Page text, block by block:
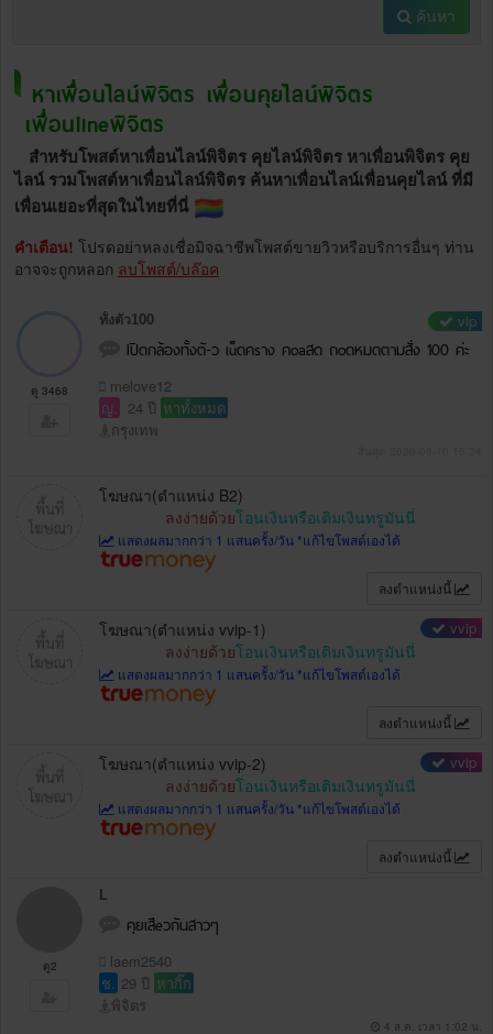
ค้นหา
หาเพื่อนไลน์พิจิตร เพื่อนคุยไลน์พิจิตร
เพื่อนlineพิจิตร
สำหรับโพสต์หาเพื่อนไลน์พิจิตร คุยไลน์พิจิตร หาเพื่อนพิจิตร คุย
ไลน์ รวมโพสต์หาเพื่อนไลน์พิจิตร ค้นหาเพื่อนไลน์เพื่อนคุยไลน์ ที่มี
เพื่อนเยอะที่สุดในไทยที่นี่
คำเตือน! โปรดอย่าหลงเชื่อมิจฉาชีพโพสต์ขายวิวหรือบริการอื่นๆ ท่าน
อาจจะถูกหลอก ลบโพสต์/บล๊อค
ดู 3468
ทั้งตัว100 vip
Iปิดกล้องทั้งตั-ว เu็ดคsาง คoaสด ถoดหมดตามสั่ง 100 ค่ะ
melove12
ญ.
24 ปี หาทั้งหมด
กรุงเทพ
โฆษณา(ตำแหน่ง B2)
ลงง่ายด้วยโอนเงินหรือเติมเงินทรูมันนี่
แสดงผลมากกว่า 1 แสนครั้ง/วัน *แก้ไขโพสต์เองได้
ลงตำแหน่งนี้
โฆษณา(ตำแหน่ง vvip-1) vvip
ลงง่ายด้วยโอนเงินหรือเติมเงินทรูมันนี่
แสดงผลมากกว่า 1 แสนครั้ง/วัน *แก้ไขโพสต์เองได้
ลงตำแหน่งนี้
โฆษณา(ตำแหน่ง vvip-2) vvip
ลงง่ายด้วยโอนเงินหรือเติมเงินทรูมันนี่
แสดงผลมากกว่า 1 แสนครั้ง/วัน *แก้ไขโพสต์เองได้
ลงตำแหน่งนี้
ดู2
คุยเสีeวกันสาวๆ
laem2540
ช. 29 ปี หากิ๊ก
พิจิตร
4 ส.ค. เวลา 1:02 น.